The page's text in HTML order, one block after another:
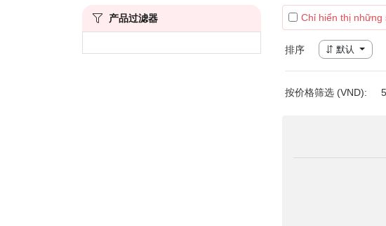
产品过滤器 Chỉ hiển thị
排序 默认
按价格筛选 (VND):